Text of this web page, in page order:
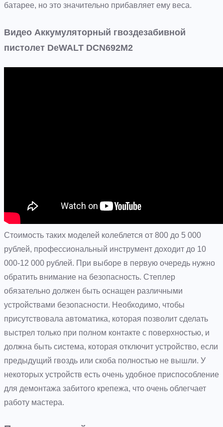
батарее, но это значительно прибавляет ему веса.
Видео Аккумуляторный гвоздезабивной
пистолет DeWALT DCN692M2
Стоимость таких моделей колеблется от 800 до 5 000
рублей, профессиональный инструмент доходит до 10
000-12 000 рублей. При выборе в первую очередь нужно
обратить внимание на безопасность. Степлер
обязательно должен быть оснащен различными
устройствами безопасности. Необходимо, чтобы
присутствовала автоматика, которая позволит сделать
выстрел только при полном контакте с поверхностью, и
должна быть система, которая отключит устройство, если
предыдущий гвоздь или скоба полностью не вышли. У
некоторых устройств есть очень удобное приспособление
для демонтажа забитого крепежа, что очень облегчает
работу мастера.